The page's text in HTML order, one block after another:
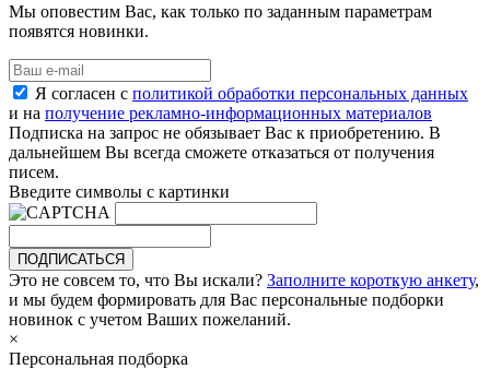
Мы оповестим Вас, как только по заданным параметрам
появятся новинки.
Я согласен с политикой обработки персональных данных
и на получение рекламно-информационных материалов
Подписка на запрос не обязывает Вас к приобретению. В
дальнейшем Вы всегда сможете отказаться от получения
писем.
Введите символы с картинки
ПОДПИСАТЬСЯ
Это не совсем то, что Вы искали? Заполните короткую анкету,
и мы будем формировать для Вас персональные подборки
новинок с учетом Ваших пожеланий.
×
Персональная подборка